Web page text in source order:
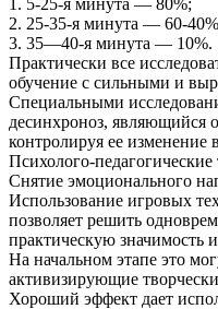
2. 25-35-я минута — 60-
3. 35—40-я минута — 10%.
Практически все
обучение с сильными и
Специальными
десинхроноз, являющийся
контролируя ее изменение
Психолого-
Снятие эмоционального
Использование игровых
позволяет решить
практическую значимость
На начальном этапе это
активизирующие
Хороший эффект дает